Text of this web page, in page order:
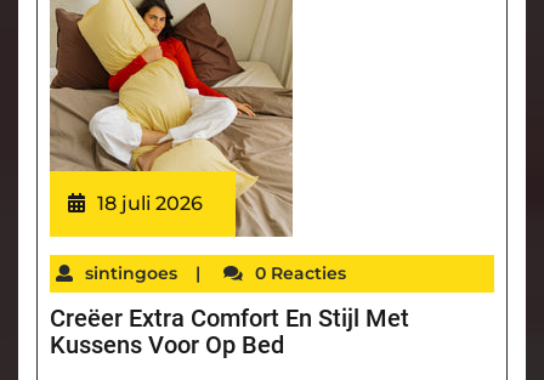
18 juli 2026
sintingoes | 0 Reacties
Creëer Extra Comfort En Stijl Met
Kussens Voor Op Bed